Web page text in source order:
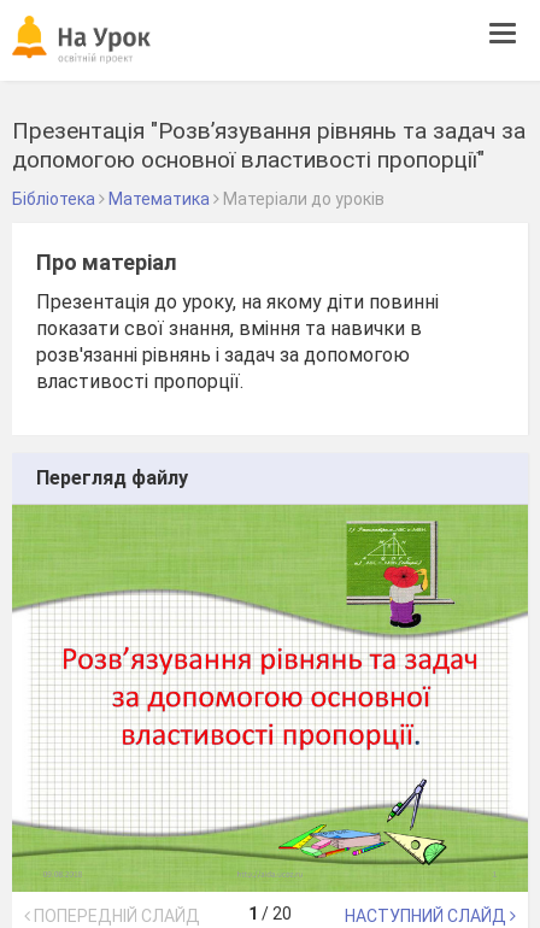
Презентація "Розв’язування рівнянь та задач за
допомогою основної властивості пропорції"
Бібліотека Математика Матеріали до уроків
Про матеріал
Презентація до уроку, на якому діти повинні
показати свої знання, вміння та навички в
розв'язанні рівнянь і задач за допомогою
властивості пропорції.
Перегляд файлу
ПОПЕРЕДНІЙ СЛАЙД 1 / 20 НАСТУПНИЙ СЛАЙД